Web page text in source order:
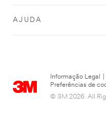
AJUDA
Informação Legal
Preferências de
© 3M 2026. All